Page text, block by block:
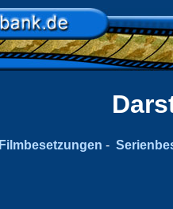
Filmbesetzungen -